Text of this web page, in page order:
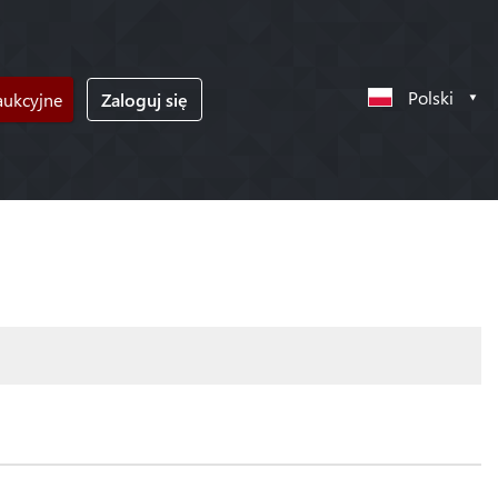
Zaloguj się Polski